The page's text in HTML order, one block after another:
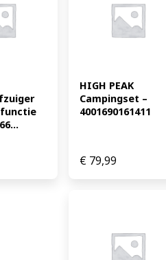
HIGH PEAK
Campingset –
4001690161411
€ 79,99